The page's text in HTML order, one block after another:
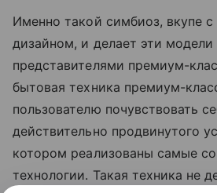
Именно такой симбиоз, вкупе
дизайном, и делает эти
представителями премиум-
бытовая техника премиум-
пользователю почувствовать
действительно продвинутого
котором реализованы самые
технологии. Такая техника не